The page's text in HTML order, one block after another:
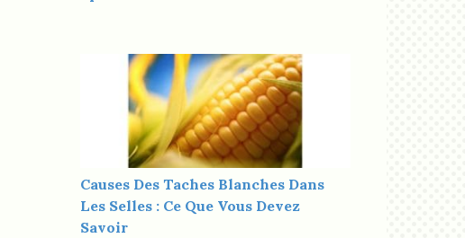
Causes Des Taches Blanches Dans
Les Selles : Ce Que Vous Devez
Savoir